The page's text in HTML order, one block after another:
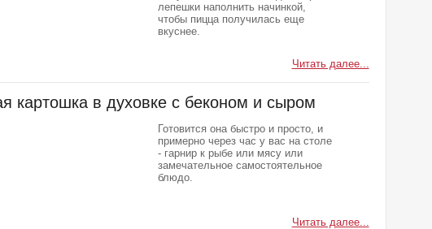
лепешки наполнить начинкой,
чтобы пицца получилась еще
вкуснее.
Читать далее...
картошка в духовке с беконом и сыром
Готовится она быстро и просто, и
примерно через час у вас на столе
- гарнир к рыбе или мясу или
замечательное самостоятельное
блюдо.
Читать далее...